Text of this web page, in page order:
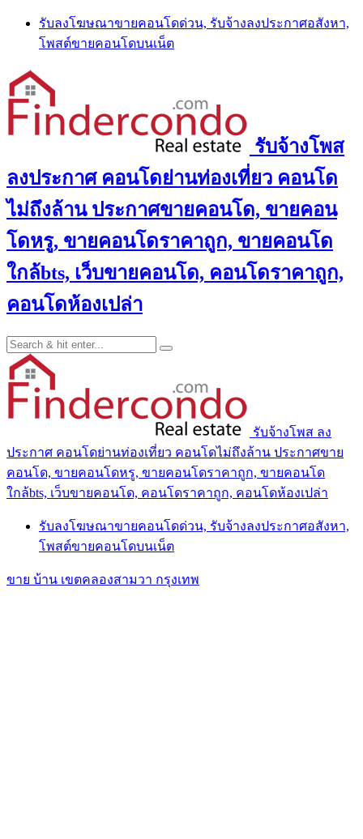
Skip
content
รับลงโฆษณาขายคอนโดด่วน, รับจ้างลงประกาศอสังหา,
โพสต์ขายคอนโดบนเน็ต
รับจ้างโพส
ลงประกาศ คอนโดย่านท่องเที่ยว คอนโด
ไม่ถึงล้าน ประกาศขายคอนโด, ขายคอน
โดหรู, ขายคอนโดราคาถูก, ขายคอนโด
ใกล้bts, เว็บขายคอนโด, คอนโดราคาถูก,
คอนโดห้องเปล่า
รับจ้างโพส ลง
ประกาศ คอนโดย่านท่องเที่ยว คอนโดไม่ถึงล้าน ประกาศขาย
คอนโด, ขายคอนโดหรู, ขายคอนโดราคาถูก, ขายคอนโด
ใกล้bts, เว็บขายคอนโด, คอนโดราคาถูก, คอนโดห้องเปล่า
รับลงโฆษณาขายคอนโดด่วน, รับจ้างลงประกาศอสังหา,
โพสต์ขายคอนโดบนเน็ต
ขาย บ้าน เขตคลองสามวา กรุงเทพ